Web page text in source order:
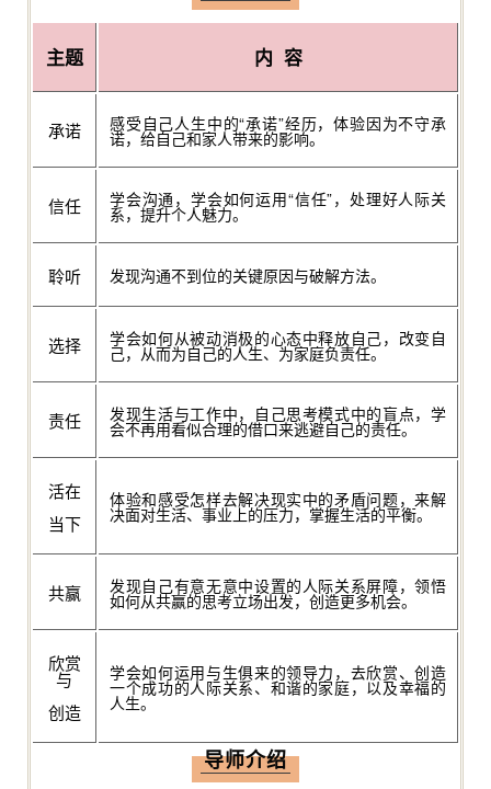
主题 内 容
承诺 感受自己人生中的“承诺”经历，体验因为不守承
诺，给自己和家人带来的影响。
信任 学会沟通，学会如何运用“信任”，处理好人际关
系，提升个人魅力。
聆听 发现沟通不到位的关键原因与破解方法。
选择 学会如何从被动消极的心态中释放自己，改变自
己，从而为自己的人生、为家庭负责任。
责任 发现生活与工作中，自己思考模式中的盲点，学
会不再用看似合理的借口来逃避自己的责任。
活在
当下
体验和感受怎样去解决现实中的矛盾问题，来解
决面对生活、事业上的压力，掌握生活的平衡。
共赢 发现自己有意无意中设置的人际关系屏障，领悟
如何从共赢的思考立场出发，创造更多机会。
欣赏
与
创造
学会如何运用与生俱来的领导力，去欣赏、创造
一个成功的人际关系、和谐的家庭，以及幸福的
人生。
导师介绍